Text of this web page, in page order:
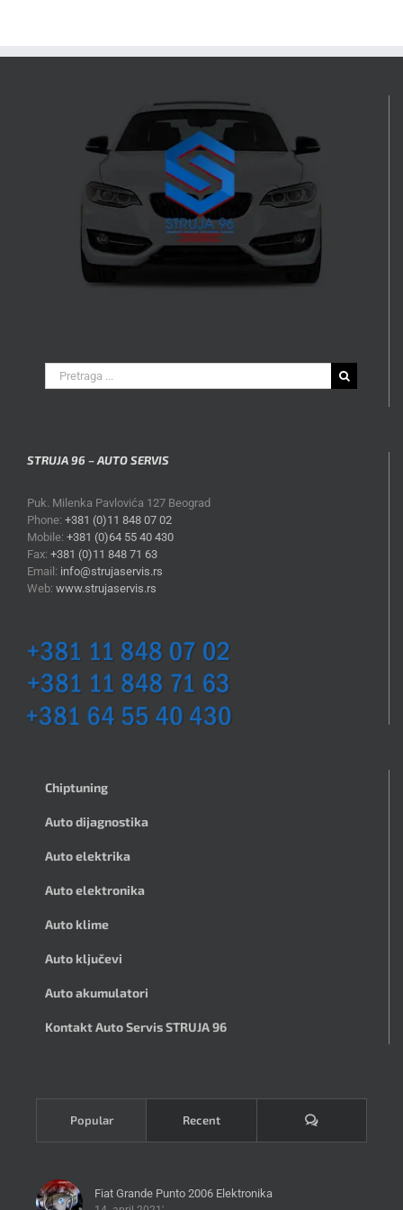
Search
for:
STRUJA 96 – AUTO SERVIS
Puk. Milenka Pavlovića 127 Beograd
Phone: +381 (0)11 848 07 02
Mobile: +381 (0)64 55 40 430
Fax: +381 (0)11 848 71 63
Email: info@strujaservis.rs
Web: www.strujaservis.rs
Chiptuning
Auto dijagnostika
Auto elektrika
Auto elektronika
Auto klime
Auto ključevi
Auto akumulatori
Kontakt Auto Servis STRUJA 96
Popular Recent Komentari
Fiat Grande Punto 2006 Elektronika